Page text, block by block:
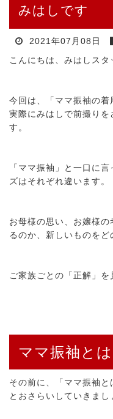
みはしです
2021年07月08日
こんにちは、みはしスタ
今回は、「ママ振袖の着
実際にみはしで前撮りを
す。
「ママ振袖」と一口に
ズはそれぞれ違います。
お母様の思い、お嬢様
るのか、新しいものをど
ご家族ごとの「正解」を
ママ振袖とは
その前に、「ママ振袖
とおさらいしていきまし